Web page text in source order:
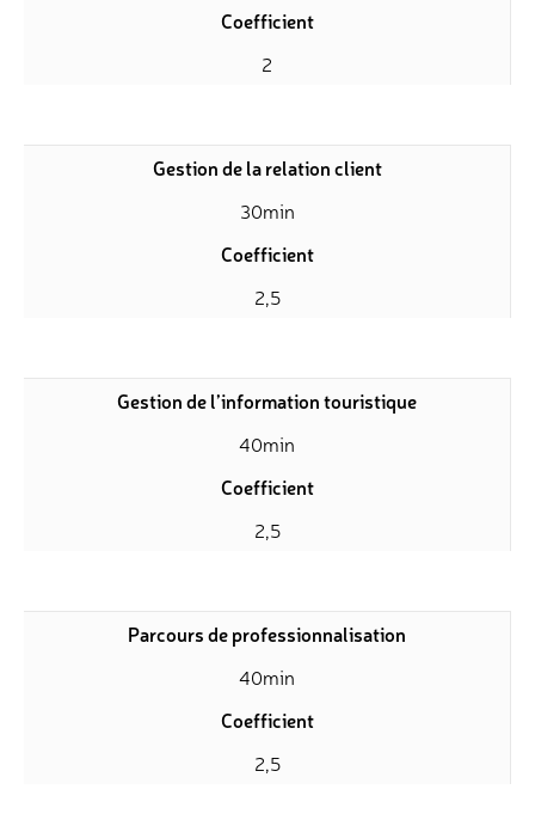
Coefficient
2
Gestion de la relation client
30min
Coefficient
2,5
Gestion de l’information touristique
40min
Coefficient
2,5
Parcours de professionnalisation
40min
Coefficient
2,5